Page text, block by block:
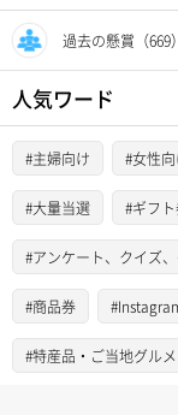
過去の懸賞（669）
人気ワード
#主婦向け #女性
#大量当選 #ギフ
#アンケート、クイズ
#商品券
#特産品・ご当地グルメ